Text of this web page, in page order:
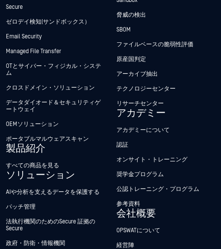
Secure
ゼロデイ検知(サンドボックス）
Email Security
Managed File Transfer
OTとサイバー・フィジカル・システ
ム
クロスドメイン・ソリューション
データダイオード＆セキュリティゲ
ートウェイ
OEMソリューション
ポータブルマルウェアスキャン
製品紹介
すべての商品を見る
ソリューション
AIや分析を支えるデータを保護する
パッチ管理
法執行機関のためのSecure 証拠の
Secure
政府・防衛・情報機関
脅威の検出
SBOM
ファイルベースの脆弱性評価
原産国判定
アーカイブ抽出
テクノロジーセンター
リサーチセンター
アカデミー
アカデミーについて
認証
オンサイト・トレーニング
奨学金プログラム
公認トレーニング・プログラム
参考資料
会社概要
OPSWATについて
経営陣